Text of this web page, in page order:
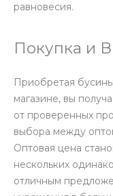
равновесия.
Покупка и
Приобретая
магазине, вы
от проверенных
выбора между
Оптовая цена
нескольких
отличным